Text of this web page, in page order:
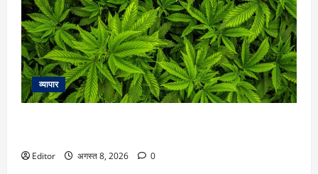
व्यापार
Editor अगस्त 8, 2026 0